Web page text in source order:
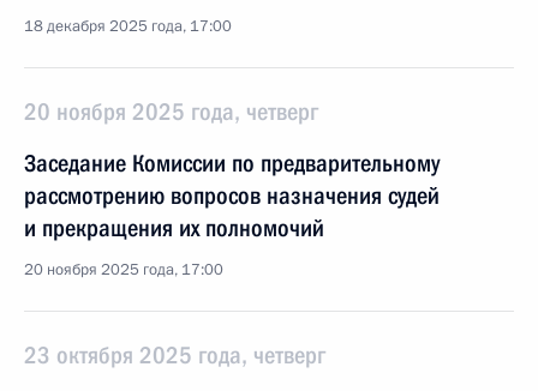
18 декабря 2025 года, 17:00
20 ноября 2025 года, четверг
Заседание Комиссии по предварительному
рассмотрению вопросов назначения судей
и прекращения их полномочий
20 ноября 2025 года, 17:00
23 октября 2025 года, четверг